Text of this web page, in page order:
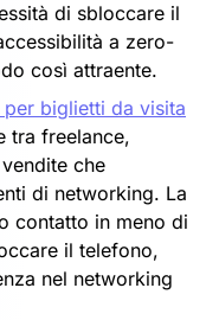
di sbloccare il
a zero-
così attraente.
biglietti da visita
tra freelance,
che
di networking. La
contatto in meno di
il telefono,
nel networking